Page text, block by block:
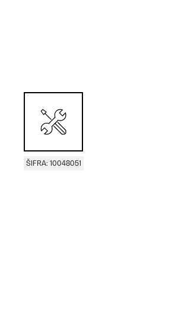
ŠIFRA: 10048051